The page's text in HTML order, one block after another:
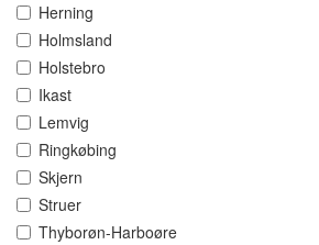
Herning
Holmsland
Holstebro
Ikast
Lemvig
Ringkøbing
Skjern
Struer
Thyborøn-Harboøre